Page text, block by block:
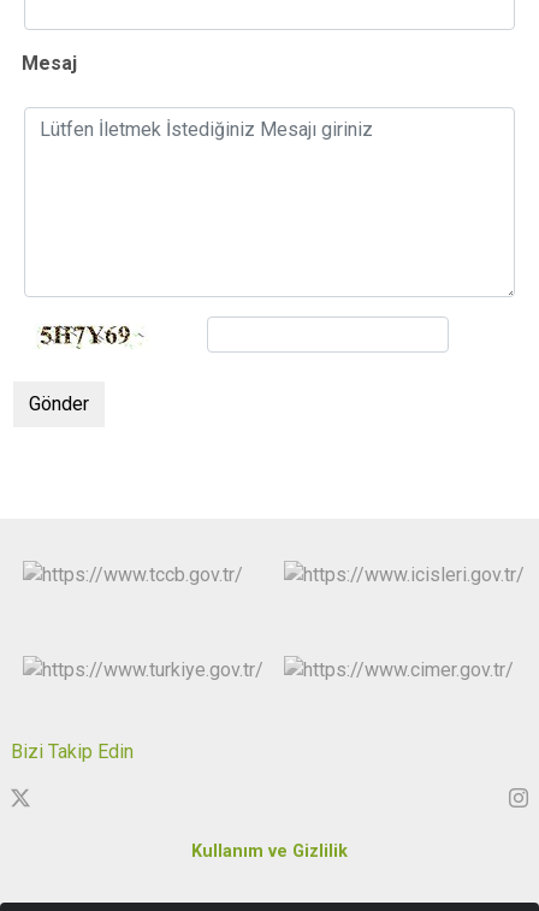
Mesaj
Bizi Takip Edin
Kullanım ve Gizlilik